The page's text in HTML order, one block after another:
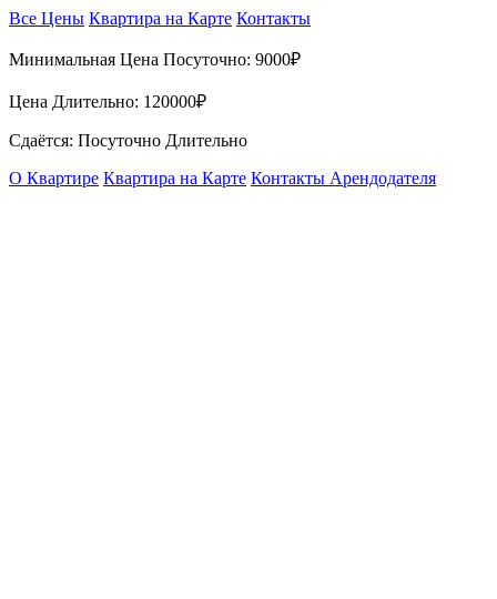
Все Цены Квартира на Карте Контакты
Минимальная Цена Посуточно: 9000₽
Цена Длительно: 120000₽
Сдаётся: Посуточно Длительно
О Квартире Квартира на Карте Контакты Арендодателя